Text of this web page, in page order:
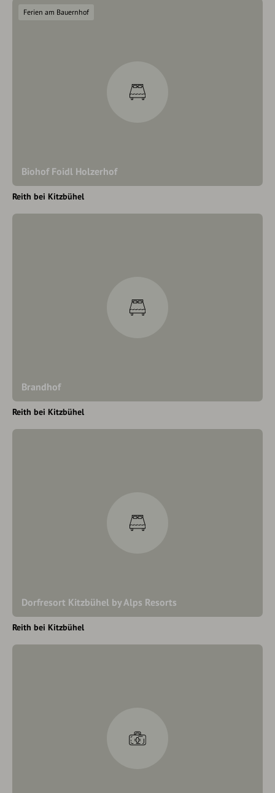
Biohof Foidl Holzerhof
Ferien am Bauernhof
Reith bei Kitzbühel
Brandhof
Reith bei Kitzbühel
Dorfresort Kitzbühel by Alps Resorts
Reith bei Kitzbühel